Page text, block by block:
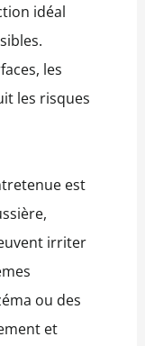
idéal
les
les risques
est
irriter
ou des
et